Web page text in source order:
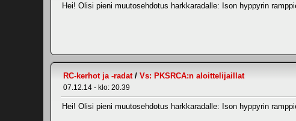
Hei! Olisi pieni muutosehdotus harkkaradalle: Ison hyppyrin
RC-kerhot ja -radat/ Vs: PKSRCA:n aloittelijaillat
07.12.14 - klo: 20.39
Hei! Olisi pieni muutosehdotus harkkaradalle: Ison hyppyrin